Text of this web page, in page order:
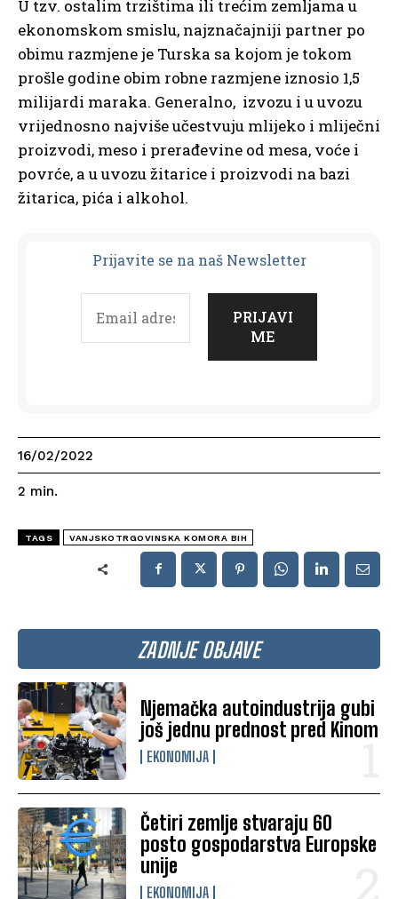
ZADNJE OBJAVE
Njemačka autoindustrija gubi
još jednu prednost pred Kinom
EKONOMIJA
Četiri zemlje stvaraju 60
posto gospodarstva Europske
unije
EKONOMIJA
U tzv. ostalim trzištima ili trećim zemljama u
ekonomskom smislu, najznačajniji partner po
obimu razmjene je Turska sa kojom je tokom
prošle godine obim robne razmjene iznosio 1,5
milijardi maraka. Generalno, izvozu i u uvozu
vrijednosno najviše učestvuju mlijeko i mliječni
proizvodi, meso i prerađevine od mesa, voće i
povrće, a u uvozu žitarice i proizvodi na bazi
žitarica, pića i alkohol.
Prijavite se na naš Newsletter
16/02/2022
2 min.
TAGS VANJSKOTRGOVINSKA KOMORA BIH